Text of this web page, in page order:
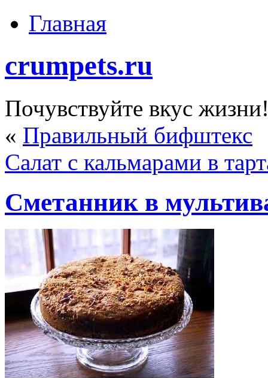
Главная
crumpets.ru
Почувствуйте вкус
« Правильный бифштекс
Салат с кальмарами в
Сметанник в